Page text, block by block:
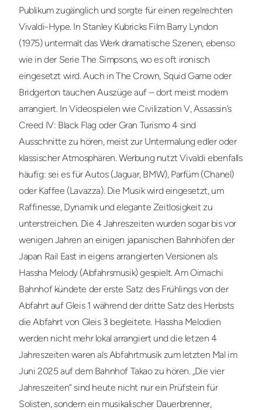
Publikum zugänglich und sorgte für einen regelrechten
Vivaldi-Hype. In Stanley Kubricks Film Barry Lyndon
(1975) untermalt das Werk dramatische Szenen, ebenso
wie in der Serie The Simpsons, wo es oft ironisch
eingesetzt wird. Auch in The Crown, Squid Game oder
Bridgerton tauchen Auszüge auf – dort meist modern
arrangiert. In Videospielen wie Civilization V, Assassin’s
Creed IV: Black Flag oder Gran Turismo 4 sind
Ausschnitte zu hören, meist zur Untermalung edler oder
klassischer Atmosphären. Werbung nutzt Vivaldi ebenfalls
häufig: sei es für Autos (Jaguar, BMW), Parfüm (Chanel)
oder Kaffee (Lavazza). Die Musik wird eingesetzt, um
Raffinesse, Dynamik und elegante Zeitlosigkeit zu
unterstreichen. Die 4 Jahreszeiten wurden sogar bis vor
wenigen Jahren an einigen japanischen Bahnhöfen der
Japan Rail East in eigens arrangierten Versionen als
Hassha Melody (Abfahrsmusik) gespielt. Am Oimachi
Bahnhof kündete der erste Satz des Frühlings von der
Abfahrt auf Gleis 1 während der dritte Satz des Herbsts
die Abfahrt von Gleis 3 begleitete. Hassha Melodien
werden nicht mehr lokal arrangiert und die letzen 4
Jahreszeiten waren als Abfahrtmusik zum letzten Mal im
Juni 2025 auf dem Bahnhof Takao zu hören. „Die vier
Jahreszeiten“ sind heute nicht nur ein Prüfstein für
Solisten, sondern ein musikalischer Dauerbrenner,